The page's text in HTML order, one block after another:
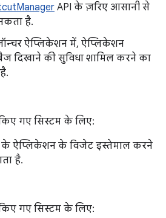
API के ज़रिए आसानी से
है.
ऐप्लिकेशन में, ऐप्लिकेशन
दिखाने की सुविधा शामिल करने का
गए सिस्टम के लिए:
के ऐप्लिकेशन के विजेट इस्तेमाल करने
है.
गए सिस्टम के लिए: